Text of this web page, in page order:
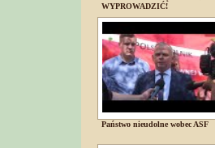
WYPROWADZIĆ!
Państwo nieudolne wobec ASF